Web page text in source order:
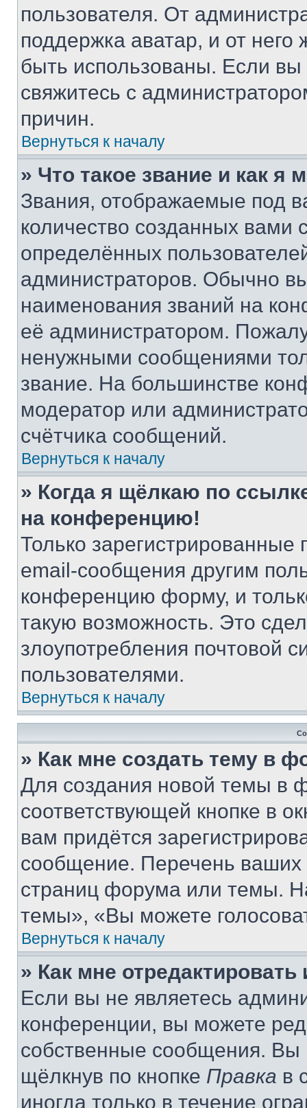
пользователя. От
поддержка аватар, и от него
быть использованы. Если
свяжитесь с
причин.
Вернуться к началу
» Что такое звание и как я
Звания, отображаемые под
количество созданных
определённых
администраторов. Обычно
наименования званий на
её администратором.
ненужными сообщениями
звание. На большинстве
модератор или
счётчика сообщений.
Вернуться к началу
» Когда я щёлкаю по
на конференцию!
Только зарегистрированные
email-сообщения другим
конференцию форму, и
такую возможность. Это
злоупотребления почтовой
пользователями.
Вернуться к началу
» Как мне создать тему в
Для создания новой темы в
соответствующей кнопке в
вам придётся
сообщение. Перечень ваших
страниц форума или темы.
темы», «Вы можете
Вернуться к началу
» Как мне
Если вы не являетесь
конференции, вы можете
собственные сообщения. Вы
щёлкнув по кнопке Правка в
иногда только в течение